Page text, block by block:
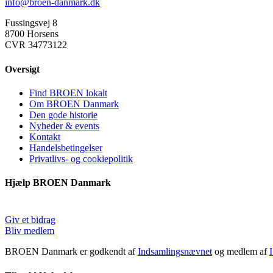
info@broen-danmark.dk
Fussingsvej 8
8700 Horsens
CVR 34773122
Oversigt
Find BROEN lokalt
Om BROEN Danmark
Den gode historie
Nyheder & events
Kontakt
Handelsbetingelser
Privatlivs- og cookiepolitik
Hjælp BROEN Danmark
Giv et bidrag
Bliv medlem
BROEN Danmark er godkendt afIndsamlingsnævnetog medlem af